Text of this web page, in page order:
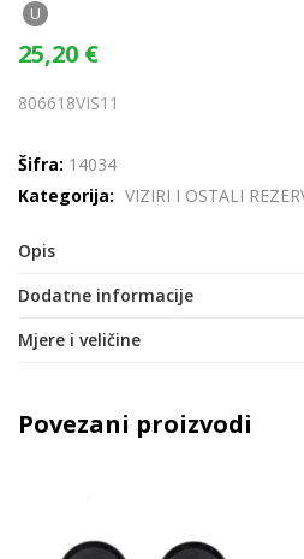
U
25,20 €
806618VIS11
Šifra: 14034
Kategorija: VIZIRI I OSTALI
Opis
Dodatne informacije
Mjere i veličine
Povezani proizvodi